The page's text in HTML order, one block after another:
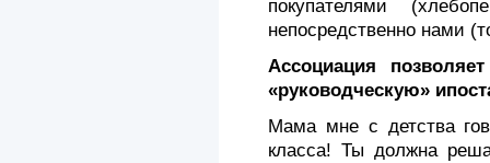
покупателями
непосредственно нами
Ассоциация
«руководческую»
Мама мне с детства
класса! Ты должна